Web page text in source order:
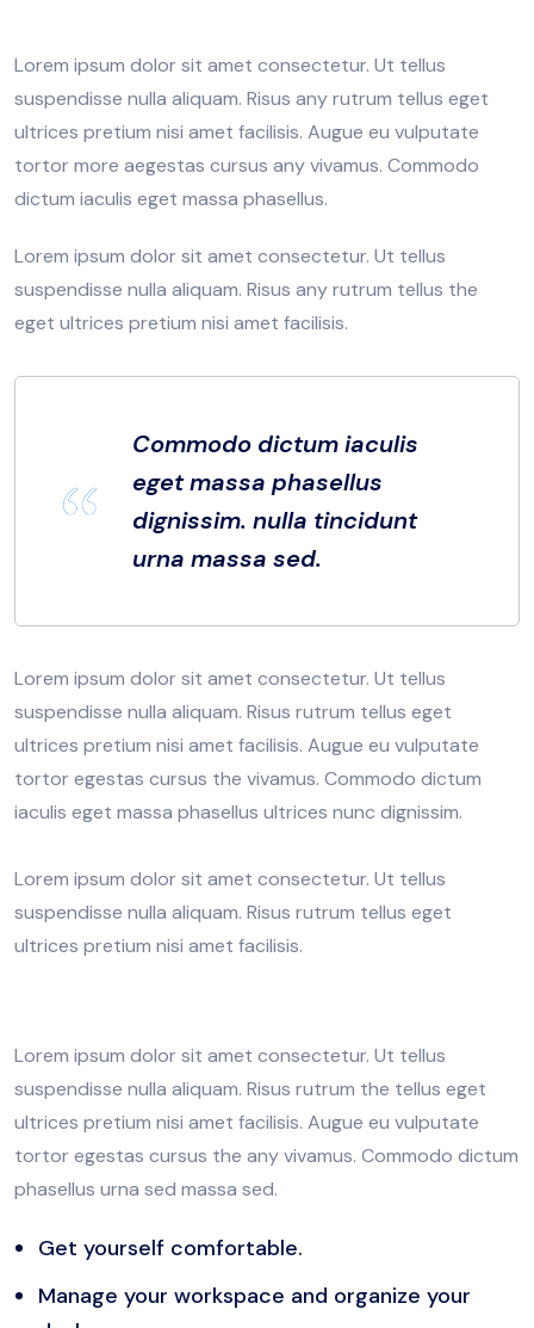
Lorem ipsum dolor sit amet consectetur. Ut tellus
suspendisse nulla aliquam. Risus any rutrum tellus eget
ultrices pretium nisi amet facilisis. Augue eu vulputate
tortor more aegestas cursus any vivamus. Commodo
dictum iaculis eget massa phasellus.
Lorem ipsum dolor sit amet consectetur. Ut tellus
suspendisse nulla aliquam. Risus any rutrum tellus the
eget ultrices pretium nisi amet facilisis.
Commodo dictum iaculis
eget massa phasellus
dignissim. nulla tincidunt
urna massa sed.
Lorem ipsum dolor sit amet consectetur. Ut tellus
suspendisse nulla aliquam. Risus rutrum tellus eget
ultrices pretium nisi amet facilisis. Augue eu vulputate
tortor egestas cursus the vivamus. Commodo dictum
iaculis eget massa phasellus ultrices nunc dignissim.
Lorem ipsum dolor sit amet consectetur. Ut tellus
suspendisse nulla aliquam. Risus rutrum tellus eget
ultrices pretium nisi amet facilisis.
Lorem ipsum dolor sit amet consectetur. Ut tellus
suspendisse nulla aliquam. Risus rutrum the tellus eget
ultrices pretium nisi amet facilisis. Augue eu vulputate
tortor egestas cursus the any vivamus. Commodo dictum
phasellus urna sed massa sed.
Get yourself comfortable.
Manage your workspace and organize your